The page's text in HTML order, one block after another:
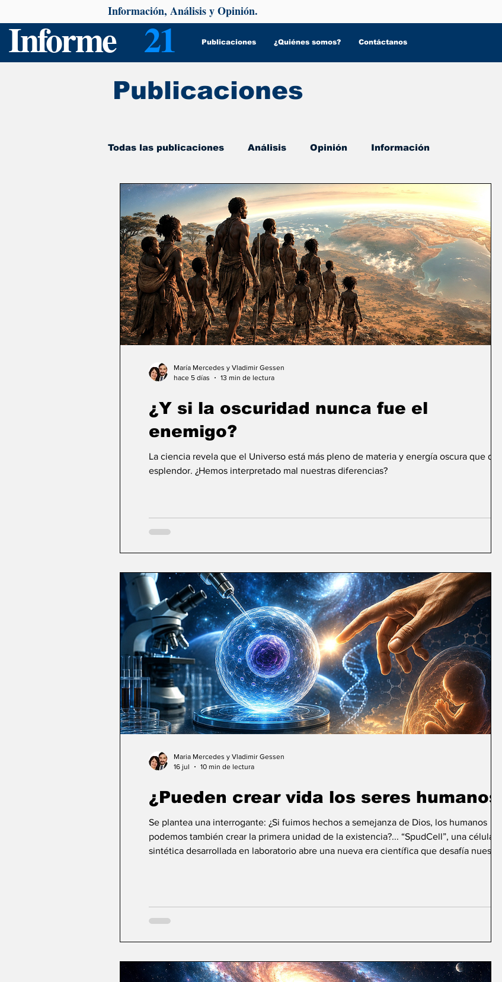
Informe 21 Publicaciones ¿Quiénes somos? Contáctanos
Información, Análisis y Opinión.
Todas las publicaciones Análisis Opinión Información
De interés Psicología y Salud
¿Y si la oscuridad nunca fue el
enemigo?
La ciencia revela que el Universo está más pleno de materia y energía oscura que de
esplendor. ¿Hemos interpretado mal nuestras diferencias?
María Mercedes y Vladimir Gessen
hace 5 días
13 min de lectura
¿Pueden crear vida los seres humanos?
Se plantea una interrogante: ¿Si fuimos hechos a semejanza de Dios, los humanos
podemos también crear la primera unidad de la existencia?... “SpudCell”, una célula
sintética desarrollada en laboratorio abre una nueva era científica que desafía nuestras
Maria Mercedes y Vladimir Gessen
16 jul
10 min de lectura
Publicaciones